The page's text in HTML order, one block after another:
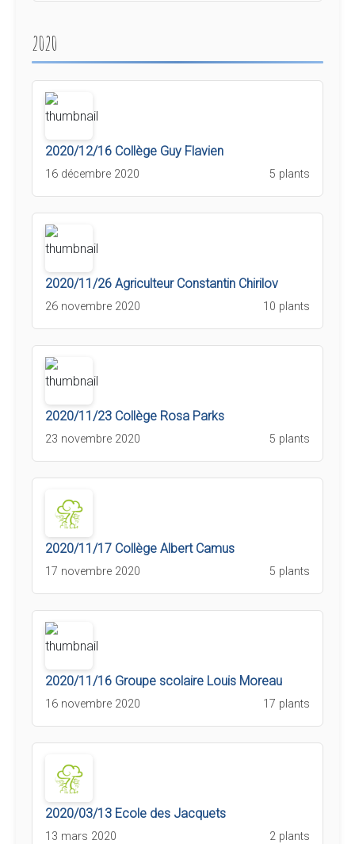
2020
2020/12/16 Collège Guy Flavien
16 décembre 2020 5 plants
2020/11/26 Agriculteur Constantin Chirilov
26 novembre 2020 10 plants
2020/11/23 Collège Rosa Parks
23 novembre 2020 5 plants
2020/11/17 Collège Albert Camus
17 novembre 2020 5 plants
2020/11/16 Groupe scolaire Louis Moreau
16 novembre 2020 17 plants
2020/03/13 Ecole des Jacquets
13 mars 2020 2 plants